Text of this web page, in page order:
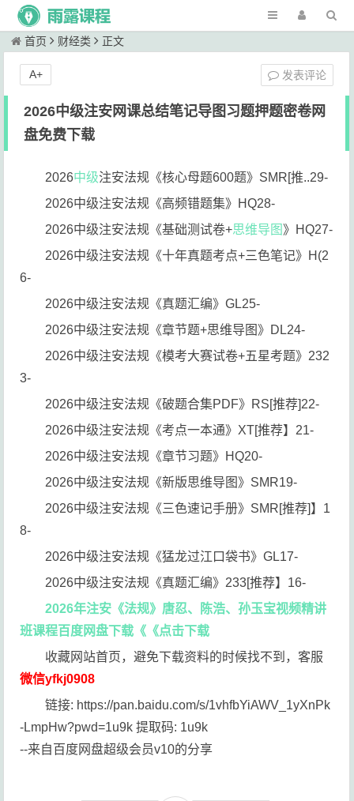
首页 财经类 正文
2026中级注安网课总结笔记导图习题押题密卷网
盘免费下载
2026中级注安法规《核心母题600题》SMR[推..29-
2026中级注安法规《高频错题集》HQ28-
2026中级注安法规《基础测试卷+思维导图 》HQ27-
2026中级注安法规《十年真题考点+三色笔记》H(2
6-
2026中级注安法规《真题汇编》GL25-
2026中级注安法规《章节题+思维导图》DL24-
2026中级注安法规《模考大赛试卷+五星考题》232
3-
2026中级注安法规《破题合集PDF》RS[推荐]22-
2026中级注安法规《考点一本通》XT[推荐】21-
2026中级注安法规《章节习题》HQ20-
2026中级注安法规《新版思维导图》SMR19-
2026中级注安法规《三色速记手册》SMR[推荐]】1
8-
2026中级注安法规《猛龙过江口袋书》GL17-
2026中级注安法规《真题汇编》233[推荐】16-
2026年注安《法规》唐忍、陈浩、孙玉宝视频精讲
班课程百度网盘下载《《点击下载
收藏网站首页，避免下载资料的时候找不到，客服
微信yfkj0908
链接: https://pan.baidu.com/s/1vhfbYiAWV_1yXnPk
-LmpHw?pwd=1u9k 提取码: 1u9k
--来自百度网盘超级会员v10的分享
发表评论
A+